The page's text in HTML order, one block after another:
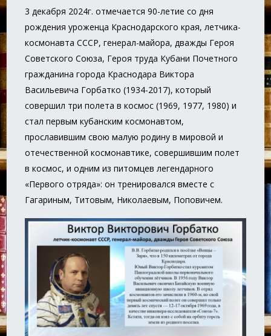
3 декабря 2024г. отмечается 90-летие со дня
рождения уроженца Краснодарского края, летчика-
космонавта СССР, генерал-майора, дважды Героя
Советского Союза, Героя труда Кубани Почетного
гражданина города Краснодара Виктора
Васильевича Горбатко (1934-2017), который
совершил три полета в космос (1969, 1977, 1980) и
стал первым кубанским космонавтом,
прославившим свою малую родину в мировой и
отечественной космонавтике, совершившим полет
в космос, и одним из питомцев легендарного
«Первого отряда»: он тренировался вместе с
Гагариным, Титовым, Николаевым, Поповичем.